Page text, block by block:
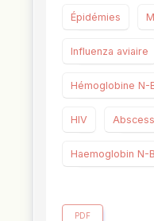
Épidémies
Influenza aviaire
Hémoglobine N-
HIV
Haemoglobin N-
PDF